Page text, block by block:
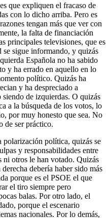
que expliquen el fracaso de
con lo dicho arriba. Pero es
tengan más que ver con
la falta de financiación
principales televisiones, que es
se sigue informando, y quizás
Española no ha sabido
y ha errado en aquello en lo
político. Quizás ha
y ha despreciado a
de izquierdas. O quizás
a la búsqueda de los votos, lo
por muy honesto que sea. No
de ser práctico.
polarización política, quizás se
y responsabilidades entre
otros le han votado. Quizás
debería haber sido más
porque es el PSOE el que
el tiro siempre pero
balas. Por otro lado, el
porque el escenario
nacionales. Por lo demás,